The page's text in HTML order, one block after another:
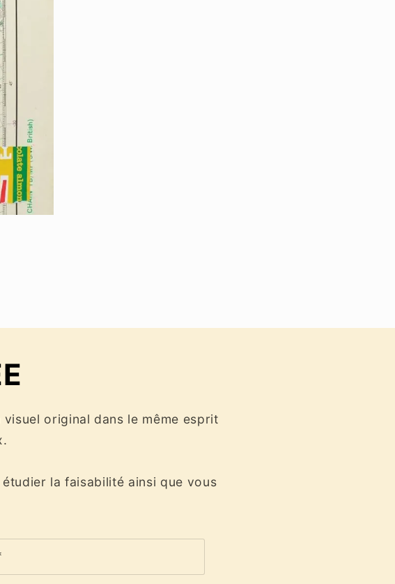
original dans le même esprit
la faisabilité ainsi que vous